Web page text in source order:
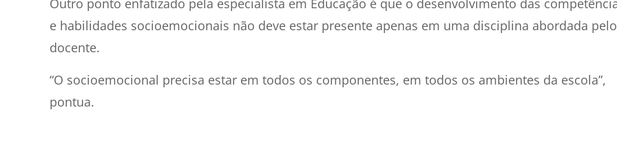
Outro ponto enfatizado pela especialista em Educação é que o desenvolvimento das
e habilidades socioemocionais não deve estar presente apenas em uma disciplina abordada pelo
docente.
“O socioemocional precisa estar em todos os componentes, em todos os ambientes da escola”,
pontua.